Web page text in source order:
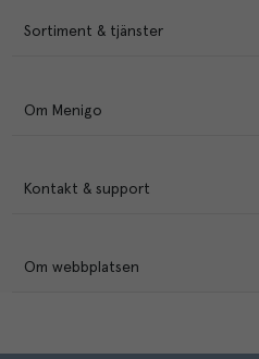
Sortiment & tjänster
Om Menigo
Kontakt & support
Om webbplatsen